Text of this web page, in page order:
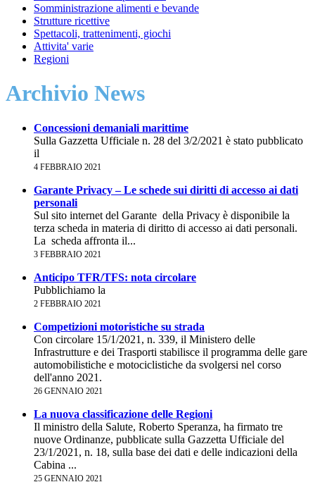
Somministrazione alimenti e bevande
Strutture ricettive
Spettacoli, trattenimenti, giochi
Attivita' varie
Regioni
Archivio News
Concessioni demaniali marittime
Sulla Gazzetta Ufficiale n. 28 del 3/2/2021 è stato pubblicato
il
4 FEBBRAIO 2021
Garante Privacy – Le schede sui diritti di accesso ai dati
personali
Sul sito internet del Garante della Privacy è disponibile la
terza scheda in materia di diritto di accesso ai dati personali.
La scheda affronta il...
3 FEBBRAIO 2021
Anticipo TFR/TFS: nota circolare
Pubblichiamo la
2 FEBBRAIO 2021
Competizioni motoristiche su strada
Con circolare 15/1/2021, n. 339, il Ministero delle
Infrastrutture e dei Trasporti stabilisce il programma delle gare
automobilistiche e motociclistiche da svolgersi nel corso
dell'anno 2021.
26 GENNAIO 2021
La nuova classificazione delle Regioni
Il ministro della Salute, Roberto Speranza, ha firmato tre
nuove Ordinanze, pubblicate sulla Gazzetta Ufficiale del
23/1/2021, n. 18, sulla base dei dati e delle indicazioni della
Cabina ...
25 GENNAIO 2021